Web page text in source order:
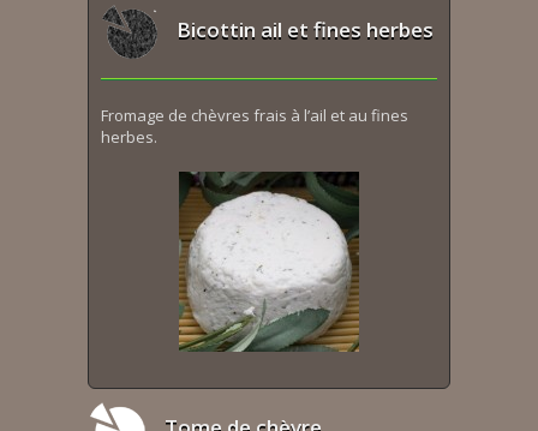
Bicottin ail et fines herbes
Fromage de chèvres frais à l’ail et au fines
herbes.